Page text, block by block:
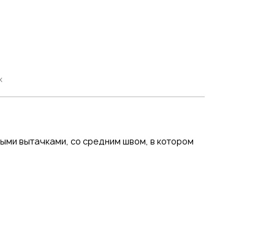
вытачками, со средним швом, в котором